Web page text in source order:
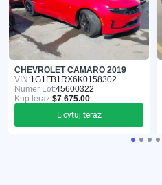
CHEVROLET CAMARO 2019
VIN:1G1FB1RX6K0158302
Numer Lot:45600322
Kup teraz:$7 675.00
Licytuj teraz